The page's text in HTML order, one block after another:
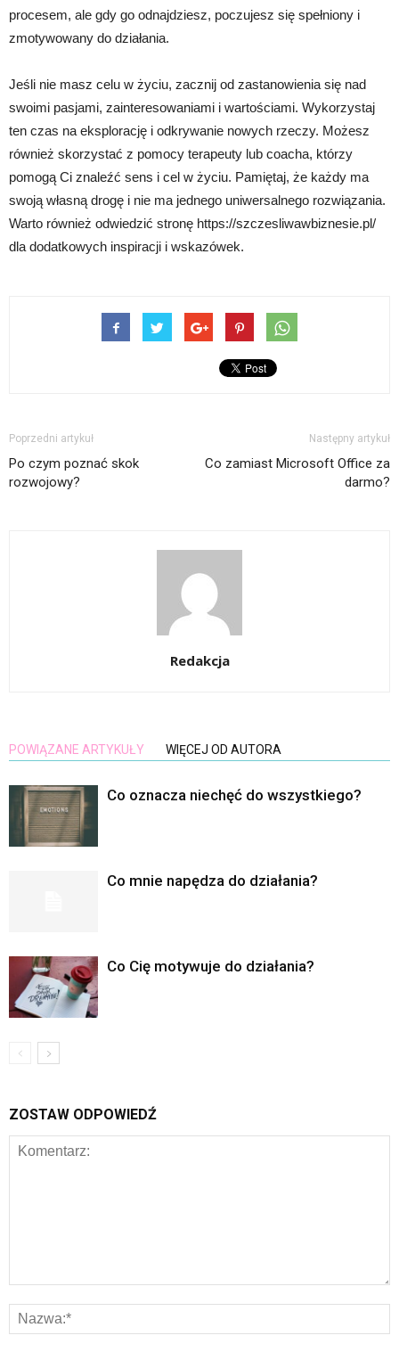
procesem, ale gdy go odnajdziesz, poczujesz się spełniony i
zmotywowany do działania.
Jeśli nie masz celu w życiu, zacznij od zastanowienia się nad
swoimi pasjami, zainteresowaniami i wartościami. Wykorzystaj
ten czas na eksplorację i odkrywanie nowych rzeczy. Możesz
również skorzystać z pomocy terapeuty lub coacha, którzy
pomogą Ci znaleźć sens i cel w życiu. Pamiętaj, że każdy ma
swoją własną drogę i nie ma jednego uniwersalnego rozwiązania.
Warto również odwiedzić stronę https://szczesliwawbiznesie.pl/
dla dodatkowych inspiracji i wskazówek.
Poprzedni artykuł
Po czym poznać skok
rozwojowy?
Następny artykuł
Co zamiast Microsoft Office za
darmo?
Redakcja
POWIĄZANE ARTYKUŁY WIĘCEJ OD AUTORA
Co oznacza niechęć do wszystkiego?
Co mnie napędza do działania?
Co Cię motywuje do działania?
ZOSTAW ODPOWIEDŹ